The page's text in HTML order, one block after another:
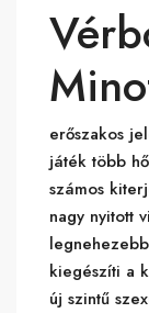
erőszakos
játék több
számos
nagy nyitott
kiegészíti a
új szintű